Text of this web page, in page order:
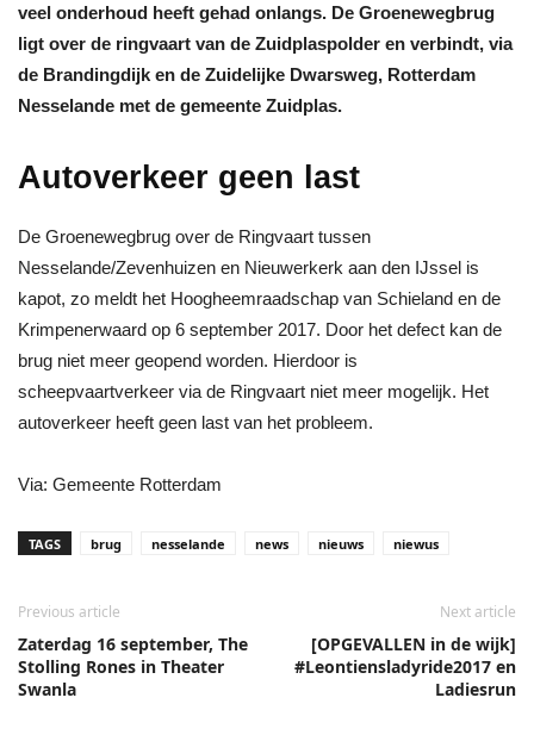
veel onderhoud heeft gehad onlangs. De Groenewegbrug
ligt over de ringvaart van de Zuidplaspolder en verbindt, via
de Brandingdijk en de Zuidelijke Dwarsweg, Rotterdam
Nesselande met de gemeente Zuidplas.
Autoverkeer geen last
De Groenewegbrug over de Ringvaart tussen
Nesselande/Zevenhuizen en Nieuwerkerk aan den IJssel is
kapot, zo meldt het Hoogheemraadschap van Schieland en de
Krimpenerwaard op 6 september 2017. Door het defect kan de
brug niet meer geopend worden. Hierdoor is
scheepvaartverkeer via de Ringvaart niet meer mogelijk. Het
autoverkeer heeft geen last van het probleem.
Via: Gemeente Rotterdam
TAGS brug nesselande news nieuws niewus
Previous article
Zaterdag 16 september, The
Stolling Rones in Theater
Swanla
Next article
[OPGEVALLEN in de wijk]
#Leontiensladyride2017 en
Ladiesrun